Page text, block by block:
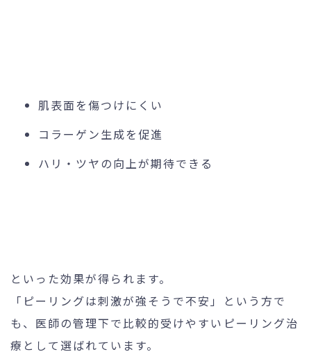
肌表面を傷つけにくい
コラーゲン生成を促進
ハリ・ツヤの向上が期待できる
といった効果が得られます。
「ピーリングは刺激が強そうで不安」という方で
も、医師の管理下で比較的受けやすいピーリング治
療として選ばれています。